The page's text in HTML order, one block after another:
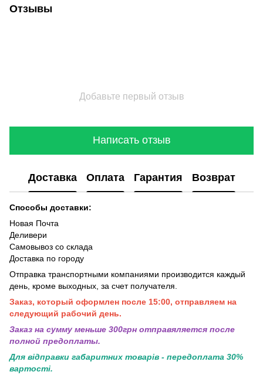
Отзывы
Добавьте первый отзыв
Написать отзыв
Доставка Оплата Гарантия Возврат
Способы доставки:
Новая Почта
Деливери
Самовывоз со склада
Доставка по городу
Отправка транспортными компаниями производится каждый
день, кроме выходных, за счет получателя.
Заказ, который оформлен после 15:00, отправляем на
следующий рабочий день.
Заказ на сумму меньше 300грн отправяляется после
полной предоплаты.
Для відправки габаритних товарів - передоплата 30%
вартості.